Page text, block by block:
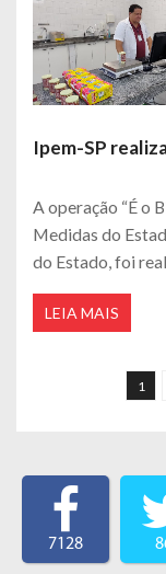
Ipem-SP
A operação “É o
Medidas do
do Estado, foi
LEIA MAIS
1
7128